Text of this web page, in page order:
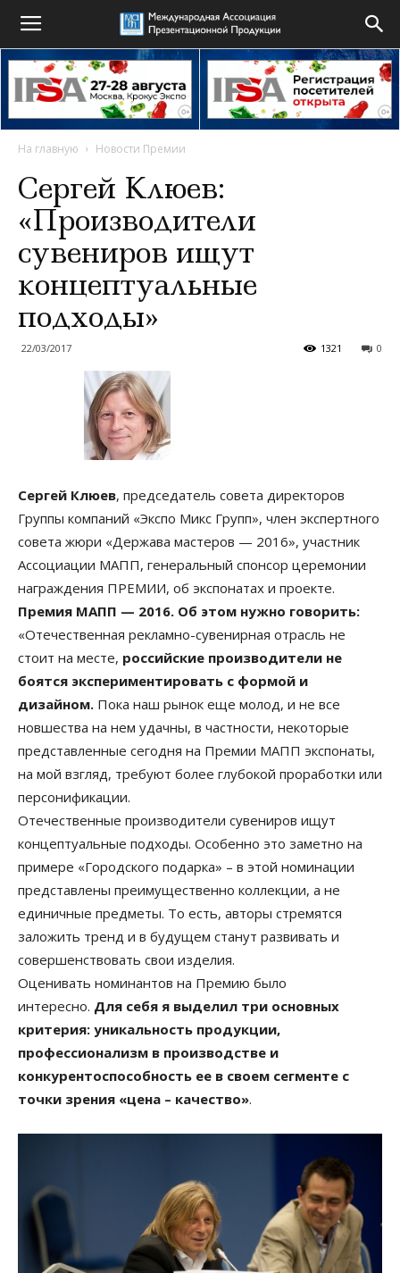
На главную Новости Премии
Сергей Клюев:
«Производители
сувениров ищут
концептуальные
подходы»
22/03/2017 0
1321
Сергей Клюев, председатель совета директоров
Группы компаний «Экспо Микс Групп», член экспертного
совета жюри «Держава мастеров — 2016», участник
Ассоциации МАПП, генеральный спонсор церемонии
награждения ПРЕМИИ, об экспонатах и проекте.
Премия МАПП — 2016. Об этом нужно говорить:
«Отечественная рекламно-сувенирная отрасль не
стоит на месте, российские производители не
боятся экспериментировать с формой и
дизайном. Пока наш рынок еще молод, и не все
новшества на нем удачны, в частности, некоторые
представленные сегодня на Премии МАПП экспонаты,
на мой взгляд, требуют более глубокой проработки или
персонификации.
Отечественные производители сувениров ищут
концептуальные подходы. Особенно это заметно на
примере «Городского подарка» – в этой номинации
представлены преимущественно коллекции, а не
единичные предметы. То есть, авторы стремятся
заложить тренд и в будущем станут развивать и
совершенствовать свои изделия.
Оценивать номинантов на Премию было
интересно. Для себя я выделил три основных
критерия: уникальность продукции,
профессионализм в производстве и
конкурентоспособность ее в своем сегменте с
точки зрения «цена – качество».